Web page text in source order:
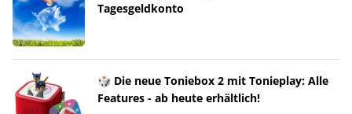
Tagesgeldkonto
🎲 Die neue Toniebox 2 mit Tonieplay: Alle
Features - ab heute erhältlich!